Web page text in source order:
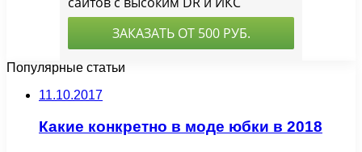
Популярные статьи
11.10.2017
Какие конкретно в моде юбки в 2018